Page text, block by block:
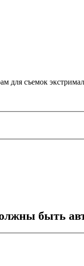
для съемок
быть